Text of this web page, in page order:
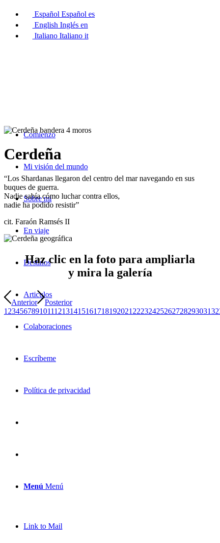
Español Español es
English Inglés en
Italiano Italiano it
Comienzo
Mi visión del mundo
Sobre mi
En viaje
Destinos
Articulos
Colaboraciones
Escríbeme
Política de privacidad
Menú Menú
Link to Mail
Cerdeña
“Los Shardanas llegaron del centro del mar navegando en sus
buques de guerra.
Nadie sabía cómo luchar contra ellos,
nadie ha podido resistir”
cit. Faraón Ramsés II
Haz clic en la foto para ampliarla
y mira la galería
Anterior
Posterior
1 23456789101112131415161718192021 2223242526272829303132